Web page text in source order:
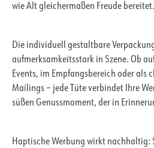
wie Alt gleichermaßen Freude bereitet.
Die individuell gestaltbare
aufmerksamkeitsstark in Szene. Ob
Events, im Empfangsbereich oder als
Mailings – jede Tüte verbindet Ihre
süßen Genussmoment, der in
Haptische Werbung wirkt nachhaltig: